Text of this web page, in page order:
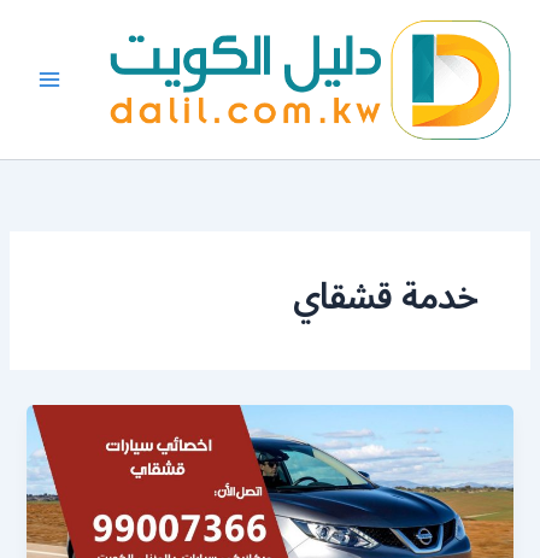
المحتوى
خدمة قشقاي